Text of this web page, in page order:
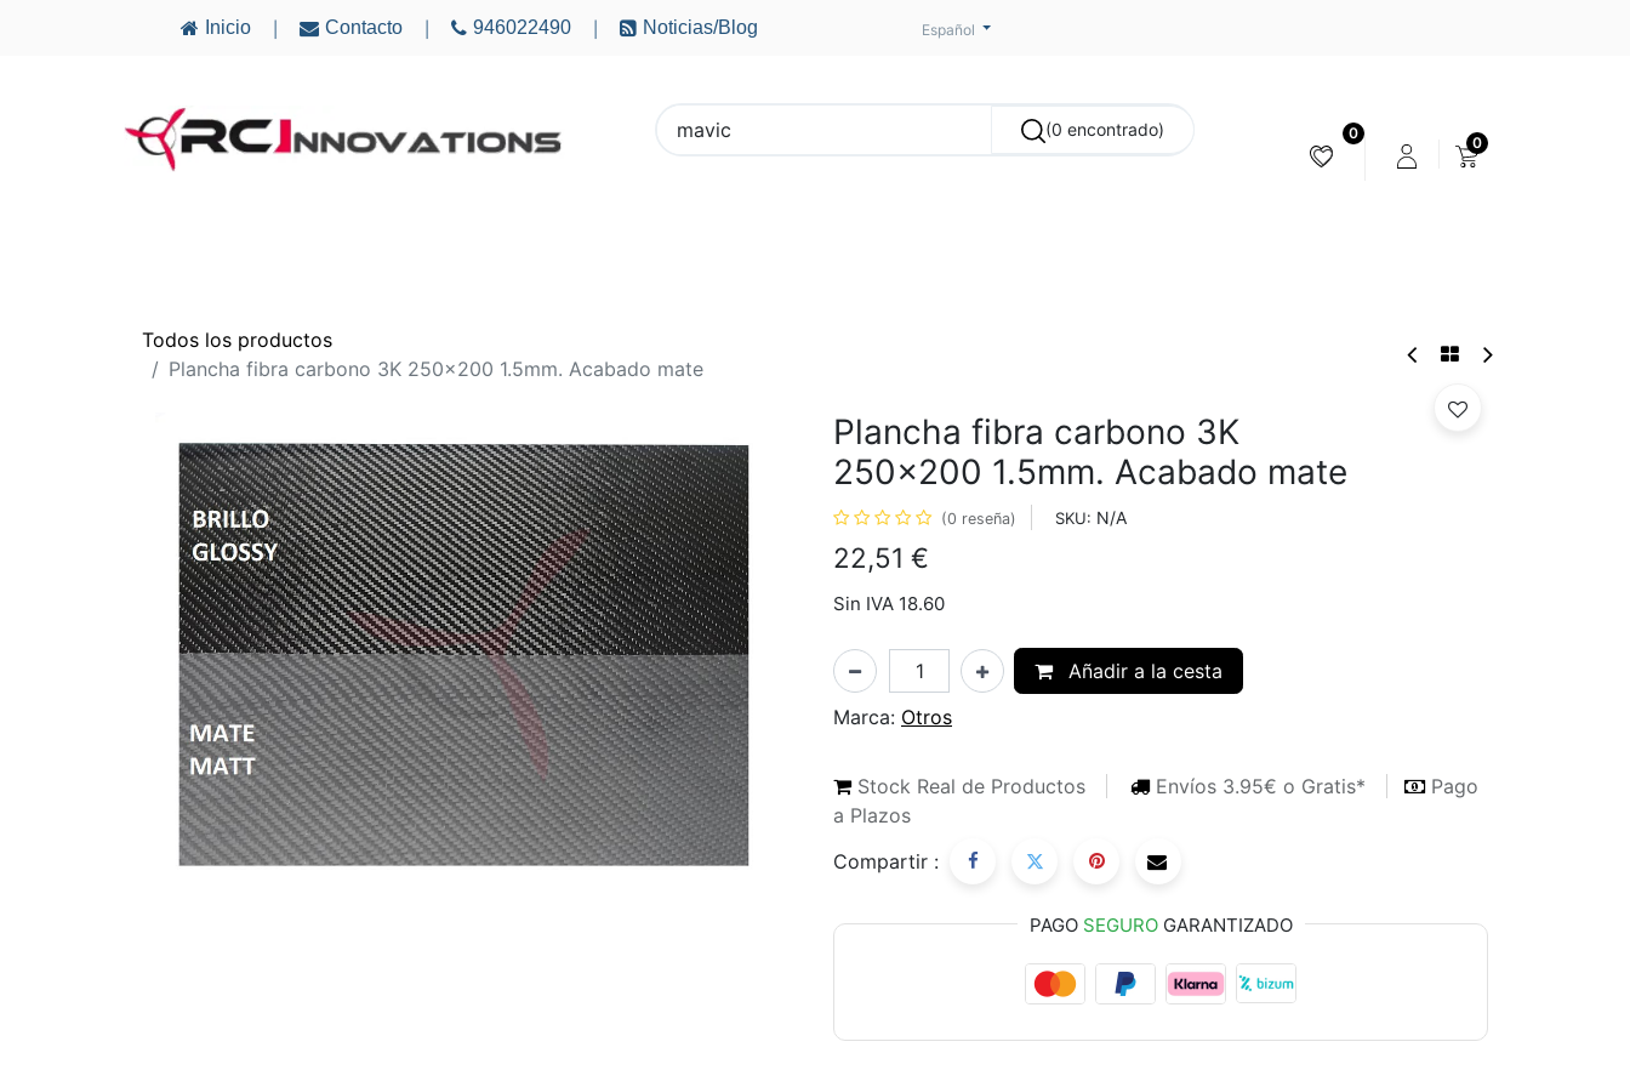
Inicio Contacto 946022490 Noticias/Blog Español
(0 encontrado) 0
0
Todos los productos
Plancha fibra carbono 3K 250x200 1.5mm. Acabado mate
Plancha fibra carbono 3K
250x200 1.5mm. Acabado mate
(0 reseña) SKU: N/A
22,51 €
Sin IVA 18.60
Añadir a la cesta
Marca: Otros
Stock Real de Productos Envíos 3.95€ o Gratis*
Pago
a Plazos
Compartir :
PAGO SEGUROGARANTIZADO